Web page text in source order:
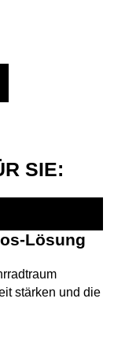
SIE:
Lösung
stärken und die